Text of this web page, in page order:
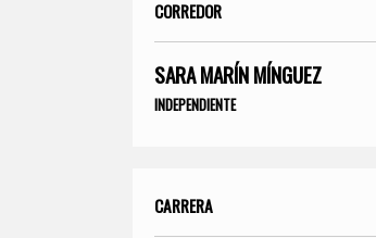
CORREDOR
SARA MARÍN MÍNGUEZ
INDEPENDIENTE
CARRERA